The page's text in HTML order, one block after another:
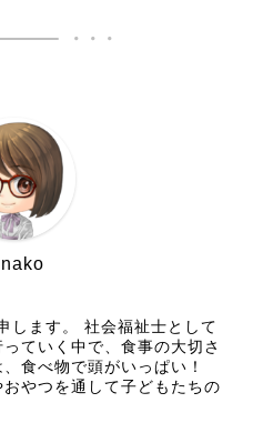
します。 社会福祉士として
ていく中で、食事の大切さ
食べ物で頭がいっぱい！
やつを通して子どもたちの